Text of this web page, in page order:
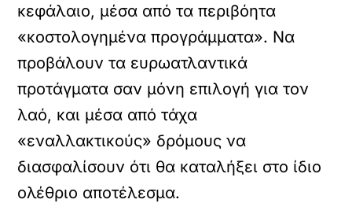
κεφάλαιο, μέσα από τα περιβόητα
«κοστολογημένα προγράμματα». Να
προβάλουν τα ευρωατλαντικά
προτάγματα σαν μόνη επιλογή για τον
λαό, και μέσα από τάχα
«εναλλακτικούς» δρόμους να
διασφαλίσουν ότι θα καταλήξει στο ίδιο
ολέθριο αποτέλεσμα.